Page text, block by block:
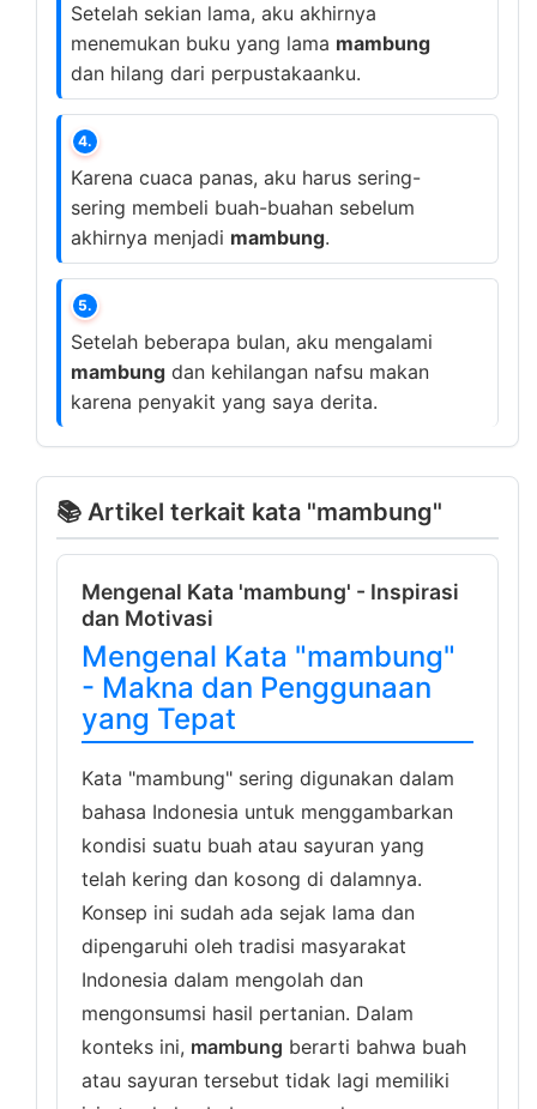
Setelah sekian lama, aku akhirnya
menemukan buku yang lama mambung
dan hilang dari perpustakaanku.
4.
Karena cuaca panas, aku harus sering-
sering membeli buah-buahan sebelum
akhirnya menjadi mambung.
5.
Setelah beberapa bulan, aku mengalami
mambung dan kehilangan nafsu makan
karena penyakit yang saya derita.
📚 Artikel terkait kata "mambung"
Mengenal Kata 'mambung' - Inspirasi
dan Motivasi
Mengenal Kata "mambung"
- Makna dan Penggunaan
yang Tepat
Kata "mambung" sering digunakan dalam
bahasa Indonesia untuk menggambarkan
kondisi suatu buah atau sayuran yang
telah kering dan kosong di dalamnya.
Konsep ini sudah ada sejak lama dan
dipengaruhi oleh tradisi masyarakat
Indonesia dalam mengolah dan
mengonsumsi hasil pertanian. Dalam
konteks ini, mambung berarti bahwa buah
atau sayuran tersebut tidak lagi memiliki